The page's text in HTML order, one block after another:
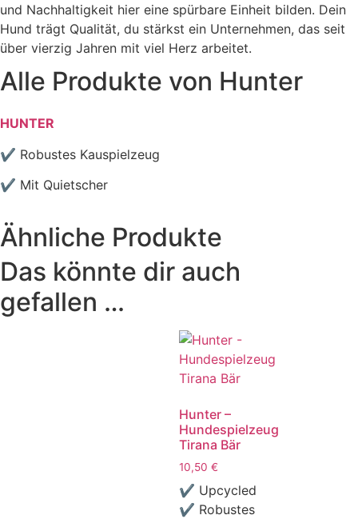
und Nachhaltigkeit hier eine spürbare Einheit bilden. Dein
Hund trägt Qualität, du stärkst ein Unternehmen, das seit
über vierzig Jahren mit viel Herz arbeitet.
Alle Produkte von Hunter
HUNTER
✔ Robustes Kauspielzeug
✔ Mit Quietscher
Ähnliche Produkte
Das könnte dir auch
gefallen …
Hunter –
Hundespielzeug
Tirana Bär
10,50 €
✔ Upcycled
✔ Robustes